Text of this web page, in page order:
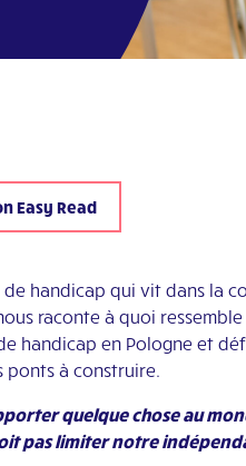
Easy Read
handicap qui vit dans la
raconte à quoi
handicap en Pologne et
à construire.
quelque chose au
pas limiter notre